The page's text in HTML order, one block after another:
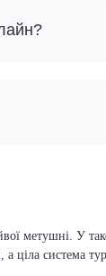
метушні. У
ціла система